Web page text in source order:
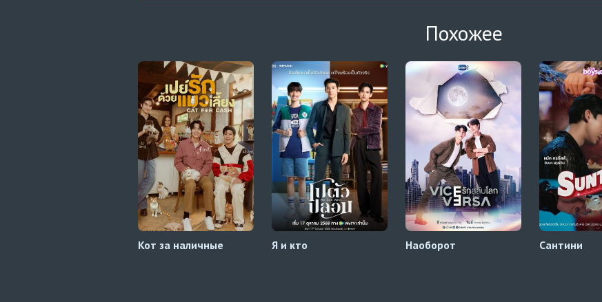
Похожее
Кот за наличные Я и кто Наоборот Сантини